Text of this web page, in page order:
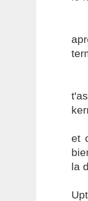
et
la